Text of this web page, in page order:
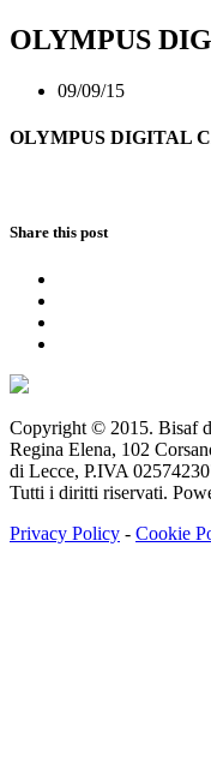
OLYMPUS
09/09/15
OLYMPUS DIGITAL
Share this post
Copyright © 2015. Bisaf
Regina Elena, 102
di Lecce, P.IVA
Tutti i diritti riservati.
Privacy Policy - Cookie